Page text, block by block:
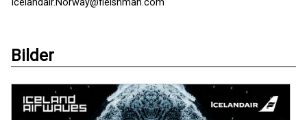
Icelandair.Norway@fleishman.com
Bilder